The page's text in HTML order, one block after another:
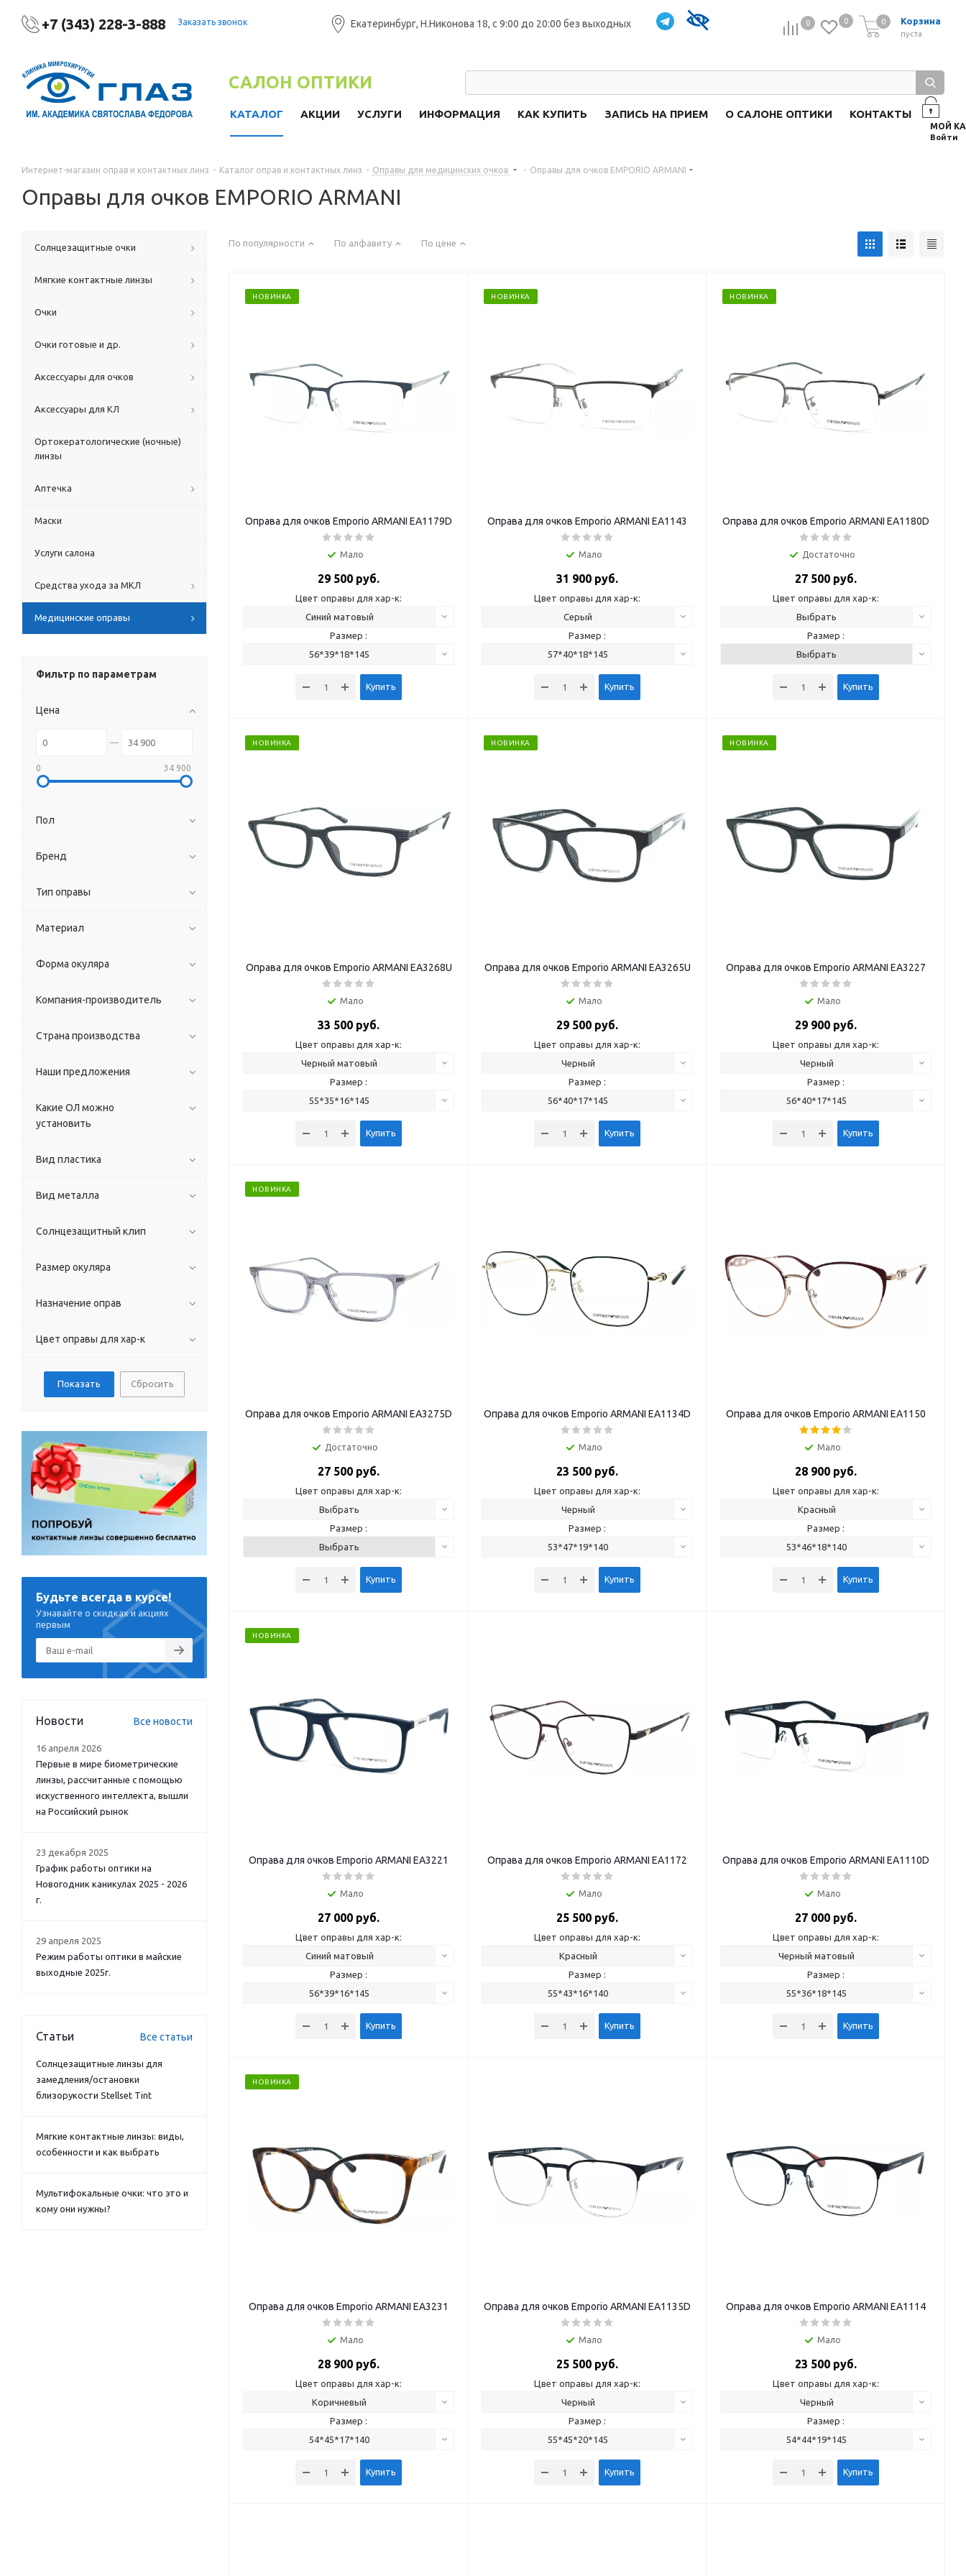
+7 (343) 228-3-888 Заказать звонок Екатеринбург, Н.Никонова 18, с 9:00 до 20:00 без выходных 0 0 Корзина
0
пуста
0
САЛОН ОПТИКИ
КАТАЛОГ АКЦИИ УСЛУГИ ИНФОРМАЦИЯ КАК КУПИТЬ ЗАПИСЬ НА ПРИЕМ О САЛОНЕ ОПТИКИ КОНТАКТЫ
Войти
Интернет-магазин оправ и контактных линз - Каталог оправ и контактных линз - Оправы для медицинских очков - Оправы для очков EMPORIO ARMANI
Оправы для очков EMPORIO ARMANI
По популярности По алфавиту По цене
НОВИНКА
Оправа для очков Emporio ARMANI EA1179D
Мало
29 500 руб.
Цвет оправы для хар-к:
Синий матовый
Размер :
56*39*18*145
Купить
НОВИНКА
Оправа для очков Emporio ARMANI EA1143
Мало
31 900 руб.
Цвет оправы для хар-к:
Серый
Размер :
57*40*18*145
Купить
НОВИНКА
Оправа для очков Emporio ARMANI EA1180D
Достаточно
27 500 руб.
Цвет оправы для хар-к:
Выбрать
Размер :
Выбрать
Купить
НОВИНКА
Оправа для очков Emporio ARMANI EA3268U
Мало
33 500 руб.
Цвет оправы для хар-к:
Черный матовый
Размер :
55*35*16*145
Купить
НОВИНКА
Оправа для очков Emporio ARMANI EA3265U
Мало
29 500 руб.
Цвет оправы для хар-к:
Черный
Размер :
56*40*17*145
Купить
НОВИНКА
Оправа для очков Emporio ARMANI EA3227
Мало
29 900 руб.
Цвет оправы для хар-к:
Черный
Размер :
56*40*17*145
Купить
НОВИНКА
Оправа для очков Emporio ARMANI EA3275D
Достаточно
27 500 руб.
Цвет оправы для хар-к:
Выбрать
Размер :
Выбрать
Купить
Оправа для очков Emporio ARMANI EA1134D
Мало
23 500 руб.
Цвет оправы для хар-к:
Черный
Размер :
53*47*19*140
Купить
Оправа для очков Emporio ARMANI EA1150
Мало
28 900 руб.
Цвет оправы для хар-к:
Красный
Размер :
53*46*18*140
Купить
НОВИНКА
Оправа для очков Emporio ARMANI EA3221
Мало
27 000 руб.
Цвет оправы для хар-к:
Синий матовый
Размер :
56*39*16*145
Купить
Оправа для очков Emporio ARMANI EA1172
Мало
25 500 руб.
Цвет оправы для хар-к:
Красный
Размер :
55*43*16*140
Купить
Оправа для очков Emporio ARMANI EA1110D
Мало
27 000 руб.
Цвет оправы для хар-к:
Черный матовый
Размер :
55*36*18*145
Купить
НОВИНКА
Оправа для очков Emporio ARMANI EA3231
Мало
28 900 руб.
Цвет оправы для хар-к:
Коричневый
Размер :
54*45*17*140
Купить
Оправа для очков Emporio ARMANI EA1135D
Мало
25 500 руб.
Цвет оправы для хар-к:
Черный
Размер :
55*45*20*145
Купить
Оправа для очков Emporio ARMANI EA1114
Мало
23 500 руб.
Цвет оправы для хар-к:
Черный
Размер :
54*44*19*145
Купить
Солнцезащитные очки
Мягкие контактные линзы
Очки
Очки готовые и др.
Аксессуары для очков
Аксессуары для КЛ
Ортокератологические (ночные)
линзы
Аптечка
Маски
Услуги салона
Средства ухода за МКЛ
Медицинские оправы
Фильтр по параметрам
Цена
0 34 900
Пол
Бренд
Тип оправы
Материал
Форма окуляра
Компания-производитель
Страна производства
Наши предложения
Какие ОЛ можно
установить
Вид пластика
Вид металла
Солнцезащитный клип
Размер окуляра
Назначение оправ
Цвет оправы для хар-к
Сбросить
Будьте всегда в курсе!
Узнавайте о скидках и акциях
первым
Новости Все новости
16 апреля 2026
Первые в мире биометрические
линзы, рассчитанные с помощью
искуственного интеллекта, вышли
на Российский рынок
23 декабря 2025
График работы оптики на
Новогодник каникулах 2025 - 2026
г.
29 апреля 2025
Режим работы оптики в майские
выходные 2025г.
Статьи Все статьи
Солнцезащитные линзы для
замедления/остановки
близорукости Stellset Tint
Мягкие контактные линзы: виды,
особенности и как выбрать
Мультифокальные очки: что это и
кому они нужны?